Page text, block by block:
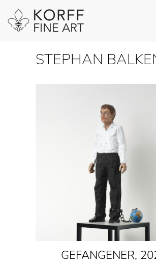
STEPHAN
GEFANGENER,